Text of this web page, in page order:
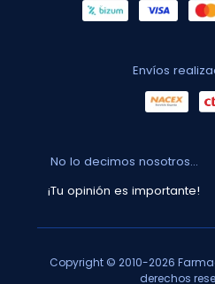
Envíos
No lo decimos nosotros...
¡Tu opinión es importante!
Copyright © 2010-2026
derechos